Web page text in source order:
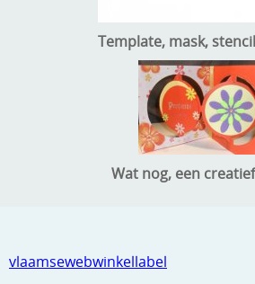
vlaamsewebwinkellabel
Template, mask,
Wat nog, een